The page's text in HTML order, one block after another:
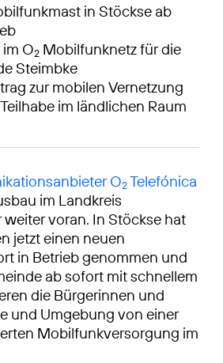
in Stöckse ab
O2 Mobilfunknetz für die
Steimbke
zur mobilen Vernetzung
im ländlichen Raum
O2Telefónica
im Landkreis
voran. In Stöckse hat
jetzt einen neuen
in Betrieb genommen und
ab sofort mit schnellem
die Bürgerinnen und
und Umgebung von einer
Mobilfunkversorgung im